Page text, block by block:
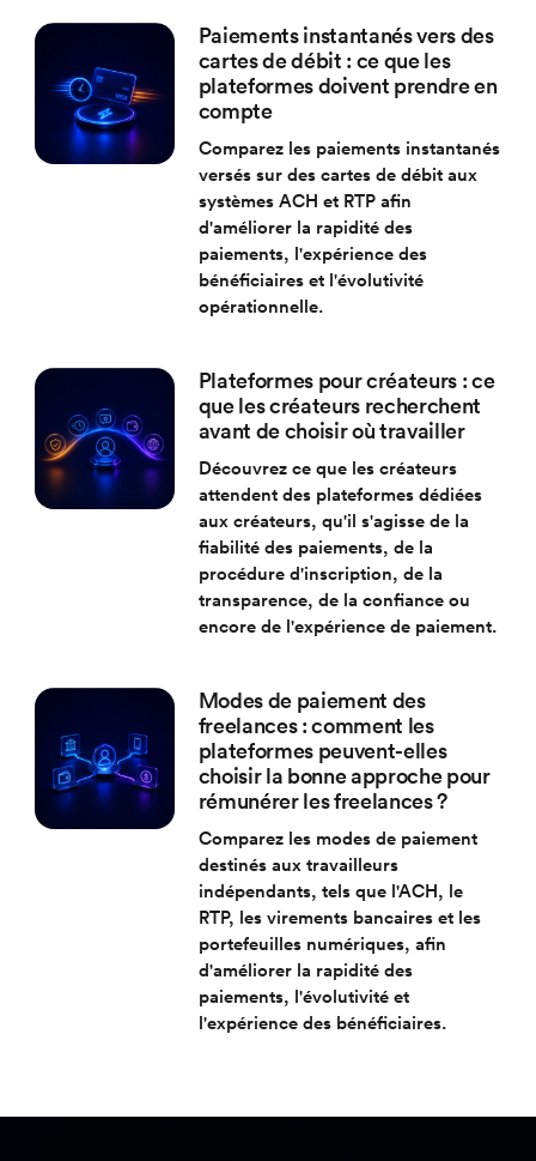
Paiements instantanés vers des
cartes de débit : ce que les
plateformes doivent prendre en
compte
Comparez les paiements instantanés
versés sur des cartes de débit aux
systèmes ACH et RTP afin
d'améliorer la rapidité des
paiements, l'expérience des
bénéficiaires et l'évolutivité
opérationnelle.
Plateformes pour créateurs : ce
que les créateurs recherchent
avant de choisir où travailler
Découvrez ce que les créateurs
attendent des plateformes dédiées
aux créateurs, qu'il s'agisse de la
fiabilité des paiements, de la
procédure d'inscription, de la
transparence, de la confiance ou
encore de l'expérience de paiement.
Modes de paiement des
freelances : comment les
plateformes peuvent-elles
choisir la bonne approche pour
rémunérer les freelances ?
Comparez les modes de paiement
destinés aux travailleurs
indépendants, tels que l'ACH, le
RTP, les virements bancaires et les
portefeuilles numériques, afin
d'améliorer la rapidité des
paiements, l'évolutivité et
l'expérience des bénéficiaires.